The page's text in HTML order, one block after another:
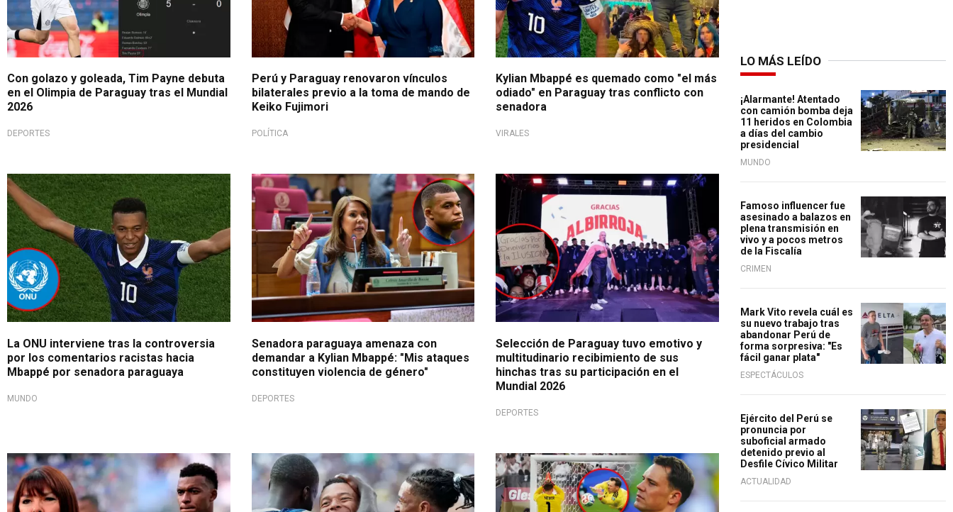
Con golazo y goleada, Tim Payne debuta
en el Olimpia de Paraguay tras el Mundial
2026
DEPORTES
Perú y Paraguay renovaron vínculos
bilaterales previo a la toma de mando de
Keiko Fujimori
POLÍTICA
Kylian Mbappé es quemado como "el más
odiado" en Paraguay tras conflicto con
senadora
VIRALES
Desaprobación ante comentarios
La ONU interviene tras la controversia
por los comentarios racistas hacia
Mbappé por senadora paraguaya
MUNDO
Conflicto internacional
Senadora paraguaya amenaza con
demandar a Kylian Mbappé: "Mis ataques
constituyen violencia de género"
DEPORTES
Ameno momento
Selección de Paraguay tuvo emotivo y
multitudinario recibimiento de sus
hinchas tras su participación en el
Mundial 2026
DEPORTES
Polémica en el Mundial ¡Entre los ocho mejores! Un adiós con dolor
LO MÁS LEÍDO
¡Alarmante! Atentado
con camión bomba deja
11 heridos en Colombia
a días del cambio
presidencial
MUNDO
Famoso influencer fue
asesinado a balazos en
plena transmisión en
vivo y a pocos metros
de la Fiscalía
CRIMEN
Mark Vito revela cuál es
su nuevo trabajo tras
abandonar Perú de
forma sorpresiva: "Es
fácil ganar plata"
ESPECTÁCULOS
Ejército del Perú se
pronuncia por
suboficial armado
detenido previo al
Desfile Cívico Militar
ACTUALIDAD